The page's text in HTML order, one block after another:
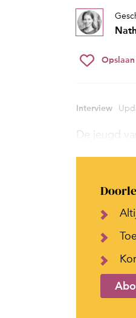
Opslaan
Interview
De jeugd